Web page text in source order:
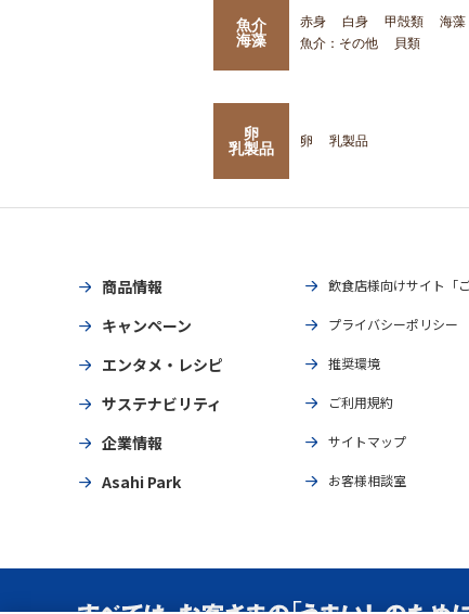
魚介
海藻
赤身 白身 甲殻類
海藻
魚介：その他
貝類
卵
乳製品
卵 乳製品
商品情報
キャンペーン
エンタメ・レシピ
サステナビリティ
企業情報
Asahi Park
飲食店様向けサイト「
プライバシーポリシー
推奨環境
ご利用規約
サイトマップ
お客様相談室